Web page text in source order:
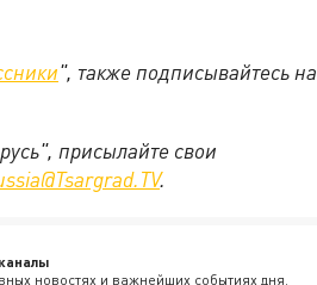
", также подписывайтесь на
присылайте свои
.
новостях и важнейших событиях дня.